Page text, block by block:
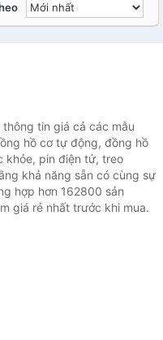
tin giá cả các mẫu
hồ cơ tự động, đồng hồ
khỏe, pin điện tử, treo
khả năng sẵn có cùng sự
hợp hơn 162800 sản
giá rẻ nhất trước khi mua.